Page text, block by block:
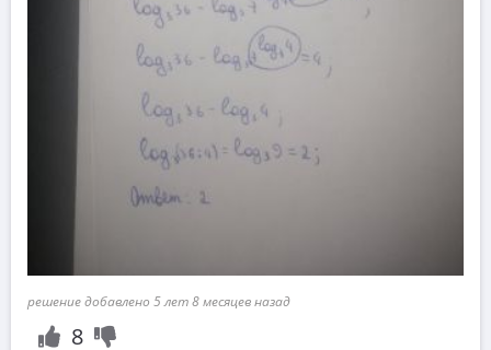
решение добавлено 5 лет 8 месяцев назад
8